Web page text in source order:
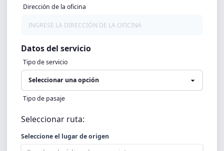
Dirección de la oficina
Datos del servicio
Tipo de servicio
Tipo de pasaje
Seleccionar ruta:
Seleccione el lugar de origen